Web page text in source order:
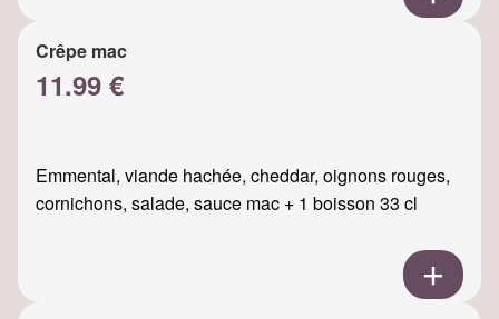
Crêpe mac
11.99 €
Emmental, viande hachée, cheddar, oignons rouges,
cornichons, salade, sauce mac + 1 boisson 33 cl